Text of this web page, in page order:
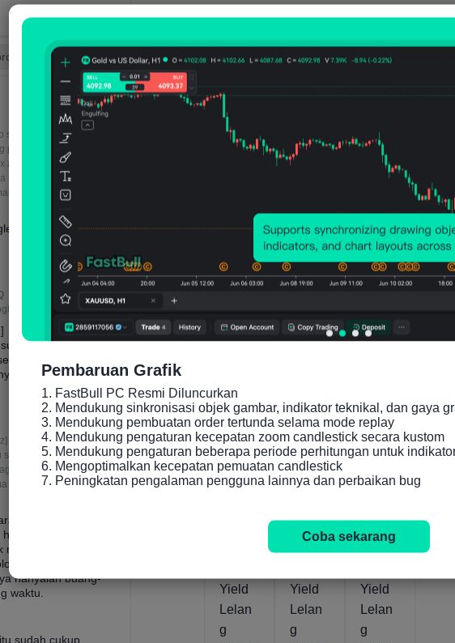
Grafik Harga
Indikator yang Relevan
Yield
Lelan
g
Yield
Lelan
g
Yield
Lelan
g
Pembaruan Grafik
1. FastBull PC Resmi Diluncurkan
2. Mendukung sinkronisasi objek gambar, indikator teknikal, dan gaya
3. Mendukung pembuatan order tertunda selama mode replay
4. Mendukung pengaturan kecepatan zoom candlestick secara kustom
5. Mendukung pengaturan beberapa periode perhitungan untuk
6. Mengoptimalkan kecepatan pemuatan candlestick
7. Peningkatan pengalaman pengguna lainnya dan perbaikan bug
Coba sekarang